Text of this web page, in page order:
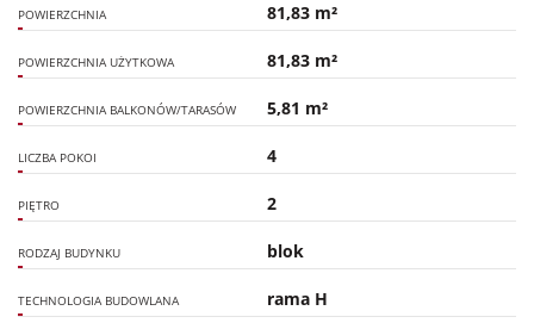
POWIERZCHNIA 81,83 m²
POWIERZCHNIA UŻYTKOWA 81,83 m²
POWIERZCHNIA BALKONÓW/TARASÓW 5,81 m²
LICZBA POKOI 4
PIĘTRO 2
RODZAJ BUDYNKU blok
TECHNOLOGIA BUDOWLANA rama H